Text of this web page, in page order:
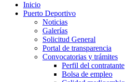
Inicio
Puerto Deportivo
Noticias
Galerías
Solicitud General
Portal de transparencia
Convocatorias y trámites
Perfil del contratante
Bolsa de empleo